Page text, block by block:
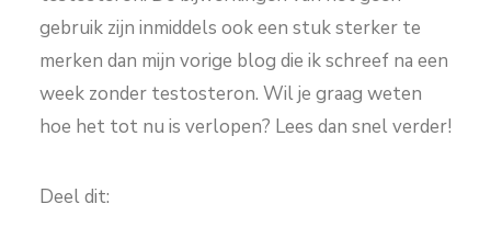
gebruik zijn inmiddels ook een stuk sterker te
merken dan mijn vorige blog die ik schreef na een
week zonder testosteron. Wil je graag weten
hoe het tot nu is verlopen? Lees dan snel verder!
Deel dit: